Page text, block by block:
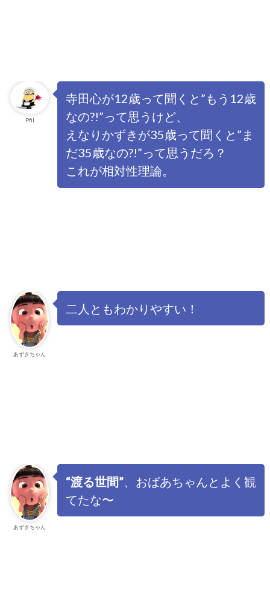
Pfil
寺田心が12歳って聞くと”もう12歳
なの?!”って思うけど、
えなりかずきが35歳って聞くと”ま
だ35歳なの?!”って思うだろ？
これが相対性理論。
あずきちゃん
二人ともわかりやすい！
あずきちゃん
“渡る世間”、おばあちゃんとよく観
てたな〜